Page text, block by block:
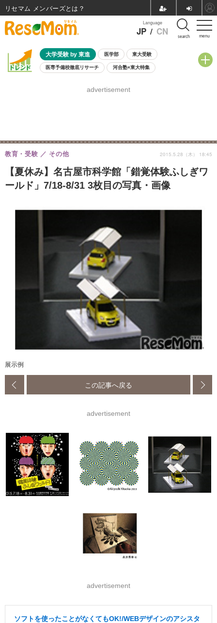
menu
Language
JP / CN search
大学受験 by 東進 医学部 東大受験
医専予備校徹底リサーチ 河合塾×東大特集
8月開催学校説明会・相談会
advertisement
【夏休み】名古屋市科学館「錯覚体験ふしぎワ
ールド」7/18-8/31 3枚目の写真・画像
教育・受験 その他 2015.5.28（木） 18:45
展示例
この記事へ戻る
advertisement
advertisement
ソフトを使ったことがなくてもOK!/WEBデザインのアシスタ
リセマム メンバーズ